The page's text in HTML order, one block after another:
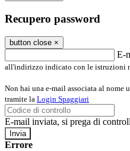
Recupero password
button close ×
E-
all'indirizzo indicato con le istruzioni
Non hai una e-mail associata al nome
tramite la Login Spaggiari
E-mail inviata, si prega di
Errore